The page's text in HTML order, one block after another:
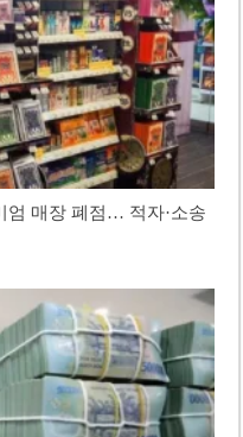
엄 매장 폐점… 적자·소송